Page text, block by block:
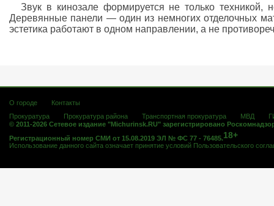
Звук в кинозале формируется не только техникой,
Деревянные панели — один из немногих отделочных
эстетика работают в одном направлении, а не
О городе
Контакты
Прокуратура
Прокуратура района Транспортная прокуратура МВД
© 2011-2026 Сетевое издание "Michurinsk.RU" зарегистрировано
Регистрационный номер СМИ от 15.08.2019 ЭЛ № ФС 77 - 76485.18+
Использование данного сайта означает принятие условий Пользовательского